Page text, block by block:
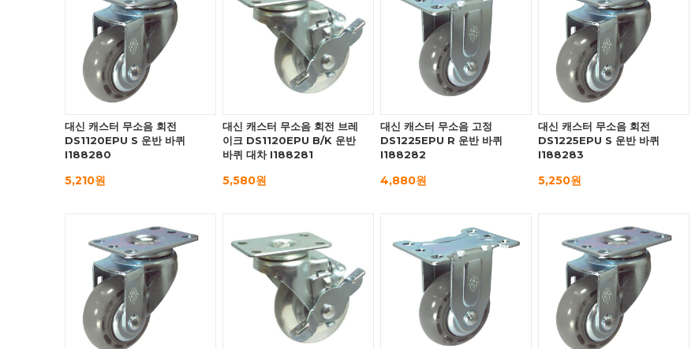
대신 캐스터 무소음 회전
DS1120EPU S 운반 바퀴
I188280
5,210원
대신 캐스터 무소음 회전 브레
이크 DS1120EPU B/K 운반
바퀴 대차 I188281
5,580원
대신 캐스터 무소음 고정
DS1225EPU R 운반 바퀴
I188282
4,880원
대신 캐스터 무소음 회전
DS1225EPU S 운반 바퀴
I188283
5,250원